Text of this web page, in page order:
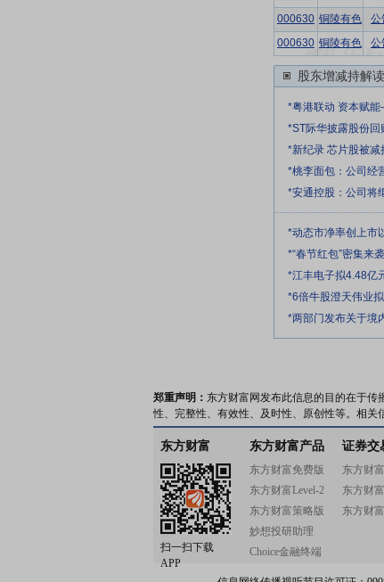
000630 铜陵有色 公
000630 铜陵有色 公
股东增减持解读
*粤港联动 资本赋
*ST际华披露股份
*新纪录 芯片股被减
*桃李面包：公司经
*安通控股：公司将
*动态市净率创上市
*“春节红包”密集来
*江丰电子拟4.48亿
*6倍牛股澄天伟业
*两部门发布关于境
郑重声明： 东方财富网发布此信息的目的在于
性、完整性、有效性、及时性、原创性等。相关
东方财富
扫一扫下载
APP
东方财富产品
东方财富免费版
东方财富Level-2
东方财富策略版
妙想投研助理
Choice金融终端
证券交
东方财
东方财
东方财